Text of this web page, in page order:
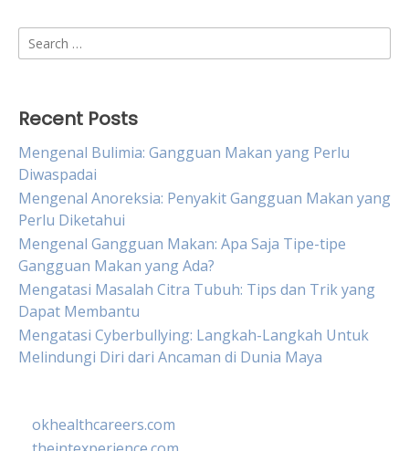
Search
for:
Recent Posts
Mengenal Bulimia: Gangguan Makan yang Perlu
Diwaspadai
Mengenal Anoreksia: Penyakit Gangguan Makan yang
Perlu Diketahui
Mengenal Gangguan Makan: Apa Saja Tipe-tipe
Gangguan Makan yang Ada?
Mengatasi Masalah Citra Tubuh: Tips dan Trik yang
Dapat Membantu
Mengatasi Cyberbullying: Langkah-Langkah Untuk
Melindungi Diri dari Ancaman di Dunia Maya
okhealthcareers.com